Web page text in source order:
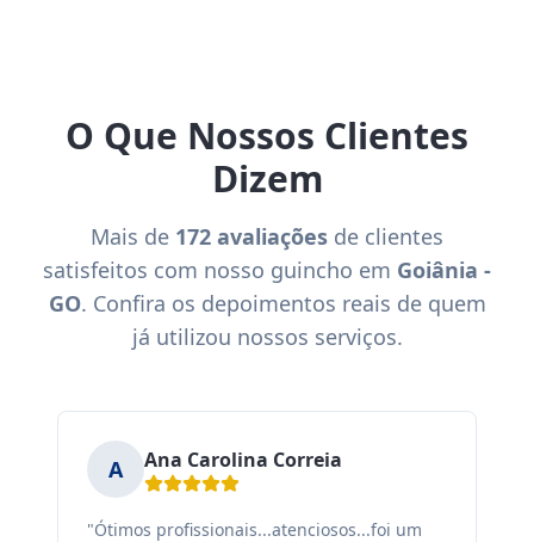
O Que Nossos Clientes
Dizem
Mais de 172 avaliações de clientes
satisfeitos com nosso guincho em Goiânia -
GO. Confira os depoimentos reais de quem
já utilizou nossos serviços.
A Ana Carolina Correia
"Ótimos profissionais...atenciosos...foi um